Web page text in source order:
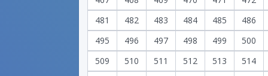
481
482 483 484 485
486
495
496 497 498 499
500
509
510 511 512 513
514